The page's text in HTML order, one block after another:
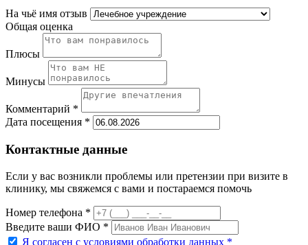
На чьё имя отзыв
Общая оценка
Плюсы
Минусы
Комментарий *
Дата посещения *
Контактные данные
Если у вас возникли проблемы или претензии при визите в
клинику, мы свяжемся с вами и постараемся помочь
Номер телефона *
Введите ваши ФИО *
Я согласен с условиями обработки данных *